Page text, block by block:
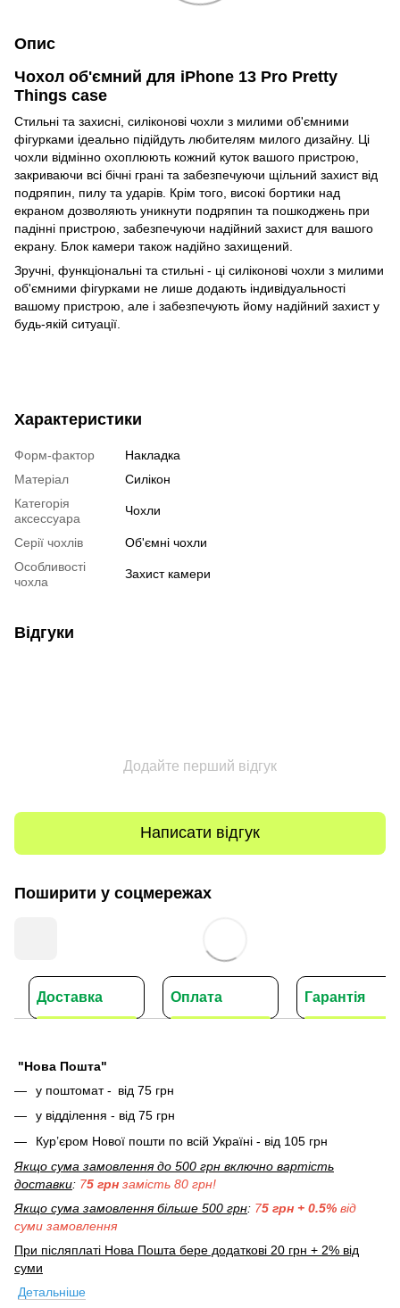
Опис
Чохол об'ємний для iPhone 13 Pro Pretty
Things case
Стильні та захисні, силіконові чохли з милими об'ємними
фігурками ідеально підійдуть любителям милого дизайну. Ці
чохли відмінно охоплюють кожний куток вашого пристрою,
закриваючи всі бічні грані та забезпечуючи щільний захист від
подряпин, пилу та ударів. Крім того, високі бортики над
екраном дозволяють уникнути подряпин та пошкоджень при
падінні пристрою, забезпечуючи надійний захист для вашого
екрану. Блок камери також надійно захищений.
Зручні, функціональні та стильні - ці силіконові чохли з милими
об'ємними фігурками не лише додають індивідуальності
вашому пристрою, але і забезпечують йому надійний захист у
будь-якій ситуації.
Характеристики
Форм-фактор
Накладка
Матеріал
Силікон
Категорія
аксессуара
Чохли
Серії чохлів
Об'ємні чохли
Особливості
чохла
Захист камери
Відгуки
Додайте перший відгук
Написати відгук
Поширити у соцмережах
Доставка Оплата Гарантія
"Нова Пошта"
у поштомат - від 75 грн
у відділення - від 75 грн
Кур’єром Нової пошти по всій Україні - від 105 грн
Якщо сума замовлення до 500 грн включно вартість
доставки: 75 грн замість 80 грн!
Якщо сума замовлення більше 500 грн: 75 грн + 0.5% від
суми замовлення
При післяплаті Нова Пошта бере додаткові 20 грн + 2% від
суми
Детальніше